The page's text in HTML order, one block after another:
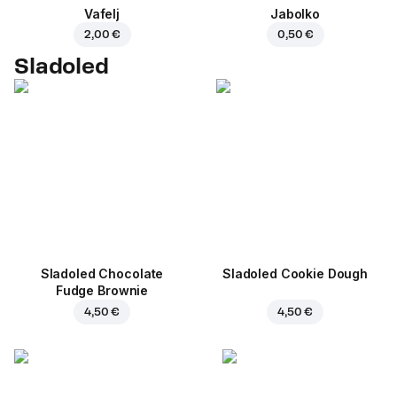
Vafelj
2,00 €
Jabolko
0,50 €
Sladoled
Sladoled Chocolate
Fudge Brownie
4,50 €
Sladoled Cookie Dough
4,50 €